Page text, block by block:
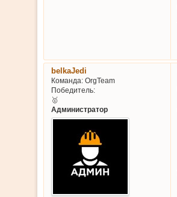
belkaJedi
Команда:OrgTeam
Победитель:
🥇
Администратор